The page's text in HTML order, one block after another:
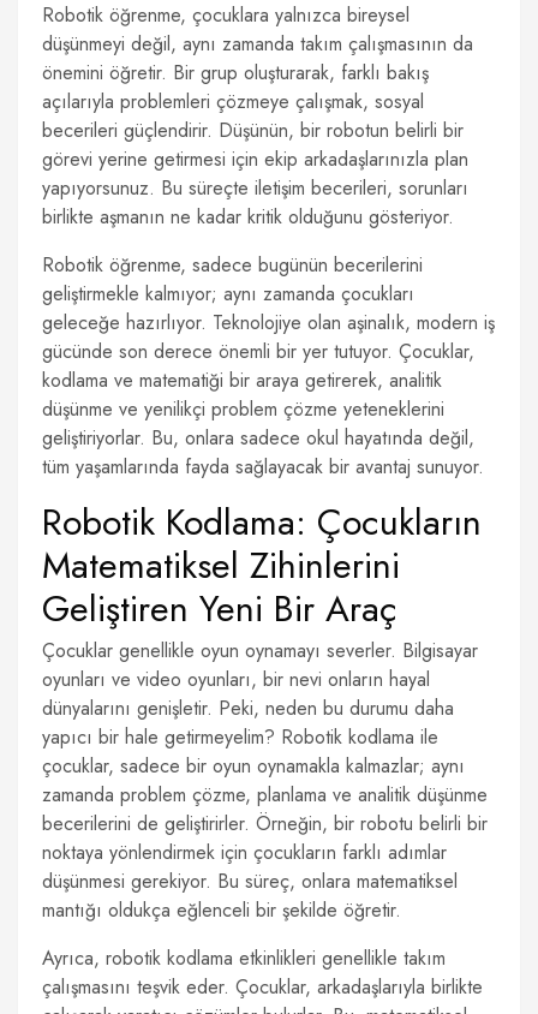
Robotik öğrenme, çocuklara yalnızca bireysel
düşünmeyi değil, aynı zamanda takım çalışmasının da
önemini öğretir. Bir grup oluşturarak, farklı bakış
açılarıyla problemleri çözmeye çalışmak, sosyal
becerileri güçlendirir. Düşünün, bir robotun belirli bir
görevi yerine getirmesi için ekip arkadaşlarınızla plan
yapıyorsunuz. Bu süreçte iletişim becerileri, sorunları
birlikte aşmanın ne kadar kritik olduğunu gösteriyor.
Robotik öğrenme, sadece bugünün becerilerini
geliştirmekle kalmıyor; aynı zamanda çocukları
geleceğe hazırlıyor. Teknolojiye olan aşinalık, modern iş
gücünde son derece önemli bir yer tutuyor. Çocuklar,
kodlama ve matematiği bir araya getirerek, analitik
düşünme ve yenilikçi problem çözme yeteneklerini
geliştiriyorlar. Bu, onlara sadece okul hayatında değil,
tüm yaşamlarında fayda sağlayacak bir avantaj sunuyor.
Robotik Kodlama: Çocukların
Matematiksel Zihinlerini
Geliştiren Yeni Bir Araç
Çocuklar genellikle oyun oynamayı severler. Bilgisayar
oyunları ve video oyunları, bir nevi onların hayal
dünyalarını genişletir. Peki, neden bu durumu daha
yapıcı bir hale getirmeyelim? Robotik kodlama ile
çocuklar, sadece bir oyun oynamakla kalmazlar; aynı
zamanda problem çözme, planlama ve analitik düşünme
becerilerini de geliştirirler. Örneğin, bir robotu belirli bir
noktaya yönlendirmek için çocukların farklı adımlar
düşünmesi gerekiyor. Bu süreç, onlara matematiksel
mantığı oldukça eğlenceli bir şekilde öğretir.
Ayrıca, robotik kodlama etkinlikleri genellikle takım
çalışmasını teşvik eder. Çocuklar, arkadaşlarıyla birlikte